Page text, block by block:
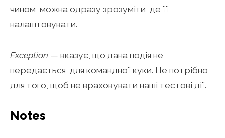
чином, можна одразу зрозуміти, де її
налаштовувати.
Exception — вказує, що дана подія не
передається, для командної куки. Це потрібно
для того, щоб не враховувати наші тестові дії.
Notes